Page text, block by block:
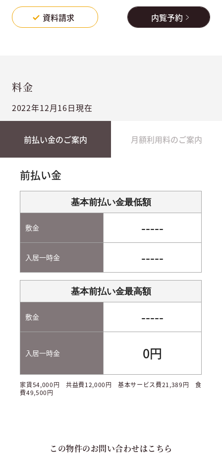
資料請求 内覧予約
料金
2022年12月16日現在
前払い金のご案内 月額利用料のご案内
前払い金
基本前払い金最低額
敷金 -----
入居一時金 -----
基本前払い金最高額
敷金 -----
入居一時金 0円
家賃54,000円 共益費12,000円 基本サービス費21,389円 食
費49,500円
この物件のお問い合わせはこちら